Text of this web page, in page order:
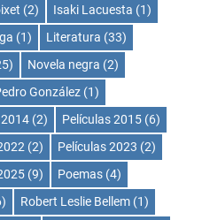
(2) Isaki Lacuesta (1)
(1) Literatura (33)
Novela negra (2)
González (1)
(2) Películas 2015 (6)
(2) Películas 2023 (2)
(9) Poemas (4)
Robert Leslie Bellem (1)